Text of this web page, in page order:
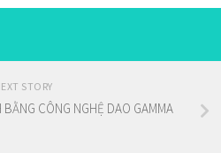
STORY
CÔNG NGHỆ DAO GAMMA